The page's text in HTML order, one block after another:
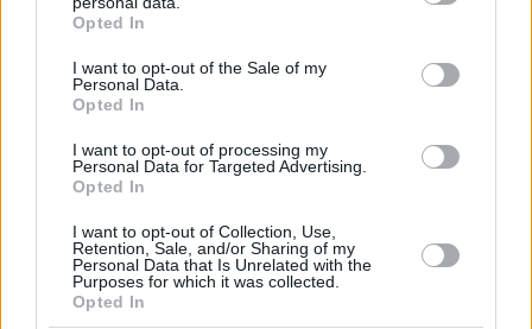
grant or deny consent to Google and its third-party tags to
use your data for below specified purposes in below Google
consent section.
Opted In
I want to opt-out of the Sale of my
Personal Data.
Opted In
I want to opt-out of processing my
Personal Data for Targeted Advertising.
Opted In
I want to opt-out of Collection, Use,
Retention, Sale, and/or Sharing of my
Personal Data that Is Unrelated with the
Purposes for which it was collected.
Opted In